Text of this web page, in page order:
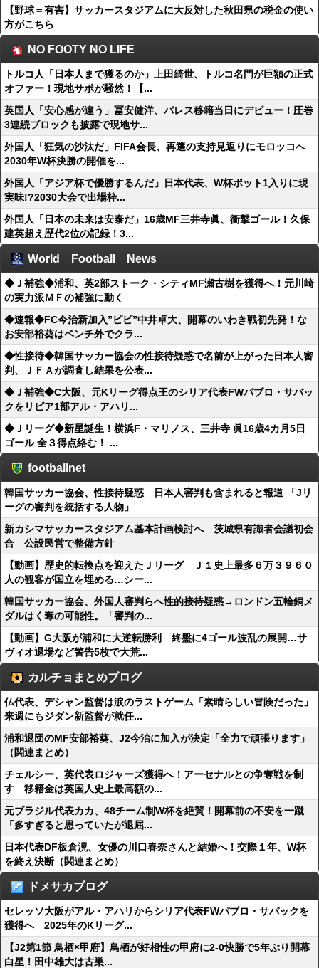
【野球＝有害】サッカースタジアムに大反対した秋田県の税金の使い
方がこちら
NO FOOTY NO LIFE
トルコ人「日本人まで獲るのか」上田綺世、トルコ名門が巨額の正式
オファー！現地サポが騒然！【...
英国人「安心感が違う」冨安健洋、パレス移籍当日にデビュー！圧巻
3連続ブロックも披露で現地サ...
外国人「狂気の沙汰だ」FIFA会長、再選の支持見返りにモロッコへ
2030年W杯決勝の開催を...
外国人「アジア杯で優勝するんだ」日本代表、W杯ポット1入りに現
実味!?2030大会で出場枠...
外国人「日本の未来は安泰だ」16歳MF三井寺眞、衝撃ゴール！久保
建英超え歴代2位の記録！3...
World Football News
◆Ｊ補強◆浦和、英2部ストーク・シティMF瀬古樹を獲得へ！元川崎
の実力派ＭＦの補強に動く
◆速報◆FC今治新加入”ピピ”中井卓大、開幕のいわき戦初先発！な
お安部裕葵はベンチ外でクラ...
◆性接待◆韓国サッカー協会の性接待疑惑で名前が上がった日本人審
判、ＪＦＡが調査し結果を公表...
◆Ｊ補強◆C大阪、元Kリーグ得点王のシリア代表FWパブロ・サバッ
クをリビア1部アル・アハリ...
◆Ｊリーグ◆新星誕生！横浜F・マリノス、三井寺 眞16歳4カ月5日
ゴール 全３得点絡む！ ...
footballnet
韓国サッカー協会、性接待疑惑 日本人審判も含まれると報道 「Jリ
ーグの審判を統括する人物」
新カシマサッカースタジアム基本計画検討へ 茨城県有識者会議初会
合 公設民営で整備方針
【動画】歴史的転換点を迎えたＪリーグ Ｊ１史上最多６万３９６０
人の観客が国立を埋める…シー...
韓国サッカー協会、外国人審判らへ性的接待疑惑→ロンドン五輪銅メ
ダルはく奪の可能性。「審判の...
【動画】G大阪が浦和に大逆転勝利 終盤に4ゴール波乱の展開…サ
ヴィオ退場など警告5枚で大荒...
カルチョまとめブログ
仏代表、デシャン監督は涙のラストゲーム「素晴らしい冒険だった」
来週にもジダン新監督が就任...
浦和退団のMF安部裕葵、J2今治に加入が決定「全力で頑張ります」
（関連まとめ）
チェルシー、英代表ロジャーズ獲得へ！アーセナルとの争奪戦を制
す 移籍金は英国人史上最高額の...
元ブラジル代表カカ、48チーム制W杯を絶賛！開幕前の不安を一蹴
「多すぎると思っていたが退屈...
日本代表DF板倉滉、女優の川口春奈さんと結婚へ！交際１年、W杯
を終え決断（関連まとめ）
ドメサカブログ
セレッソ大阪がアル・アハリからシリア代表FWパブロ・サバックを
獲得へ 2025年のKリーグ...
【J2第1節 鳥栖×甲府】鳥栖が好相性の甲府に2-0快勝で5年ぶり開幕
白星！田中雄大は古巣...